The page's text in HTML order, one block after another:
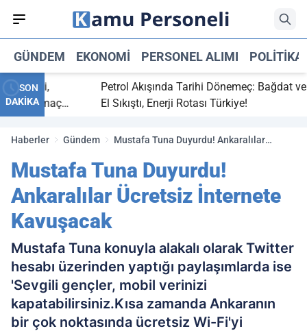
GÜNDEM EKONOMI PERSONEL ALIMI POLITIKA
SON
DAKİKA
bitti,
maç
Petrol Akışında Tarihi Dönemeç: Bağdat ve
El Sıkıştı, Enerji Rotası Türkiye!
Haberler Gündem
Mustafa Tuna Duyurdu! Ankaralılar
Mustafa Tuna Duyurdu!
Ankaralılar Ücretsiz İnternete
Kavuşacak
Mustafa Tuna konuyla alakalı olarak Twitter
hesabı üzerinden yaptığı paylaşımlarda ise
'Sevgili gençler, mobil verinizi
kapatabilirsiniz.Kısa zamanda Ankaranın
bir çok noktasında ücretsiz Wi-Fi'yi